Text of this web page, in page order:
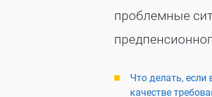
проблемные
Что делать, если
качестве